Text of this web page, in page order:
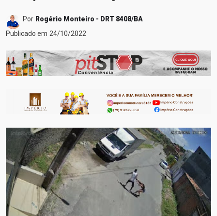
Por Rogério Monteiro - DRT 8408/BA
Publicado em 24/10/2022